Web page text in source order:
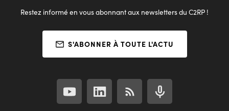
Restez informé en vous abonnant aux newsletters du C2RP !
S'ABONNER À TOUTE L'ACTU